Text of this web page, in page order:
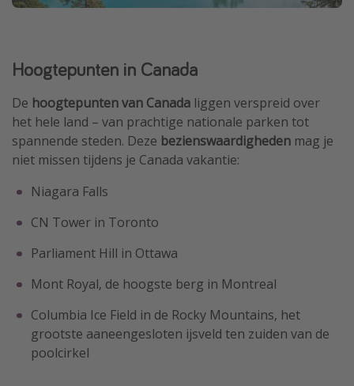
Hoogtepunten in Canada
De hoogtepunten van Canada liggen verspreid over
het hele land – van prachtige nationale parken tot
spannende steden. Deze bezienswaardigheden mag je
niet missen tijdens je Canada vakantie:
Niagara Falls
CN Tower in Toronto
Parliament Hill in Ottawa
Mont Royal, de hoogste berg in Montreal
Columbia Ice Field in de Rocky Mountains, het
grootste aaneengesloten ijsveld ten zuiden van de
poolcirkel